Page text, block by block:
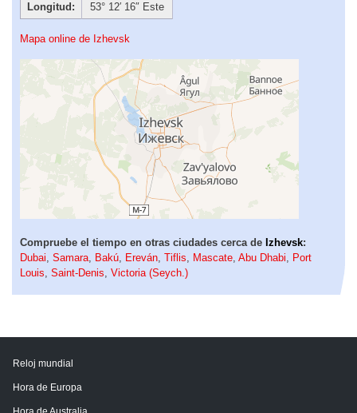
Longitud:
53° 12′ 16″ Este
Mapa online de Izhevsk
Compruebe el tiempo en otras ciudades cerca de Izhevsk:
Dubai, Samara, Bakú, Ereván, Tiflis, Mascate, Abu Dhabi, Port
Louis, Saint-Denis, Victoria (Seych.)
Reloj mundial
Hora de Europa